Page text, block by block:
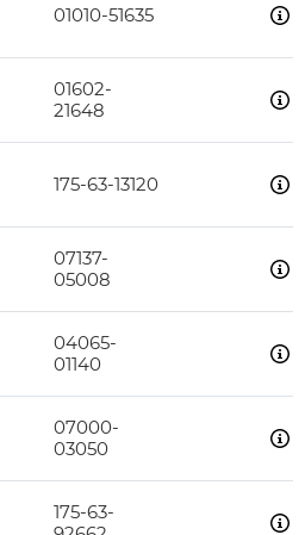
01010-51635
01602-
21648
175-63-13120
07137-
05008
04065-
01140
07000-
03050
175-63-